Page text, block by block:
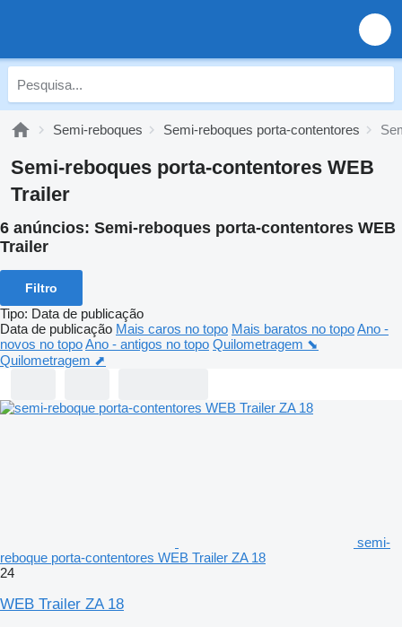
Semi-reboques Semi-reboques porta-contentores
Semi-reboques porta-contentores WEB
Trailer
6 anúncios: Semi-reboques porta-contentores WEB
Trailer
Filtro
Tipo: Data de publicação
Data de publicação Mais caros no topo Mais baratos no topoAno -
novos no topoAno - antigos no topo Quilometragem ⬊
Quilometragem ⬈
semi-
reboque porta-contentores WEB Trailer ZA 18
24
WEB Trailer ZA 18